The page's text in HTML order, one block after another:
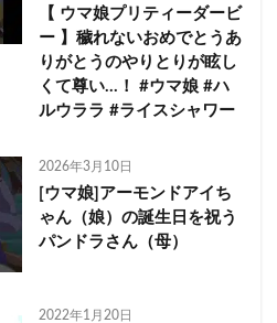
【 ウマ娘プリティーダービ
ー 】穢れないおめでとうあ
りがとうのやりとりが眩し
くて尊い…！ #ウマ娘 #ハ
ルウララ #ライスシャワー
2026年3月10日
[ウマ娘]アーモンドアイち
ゃん（娘）の誕生日を祝う
パンドラさん（母）
2022年1月20日